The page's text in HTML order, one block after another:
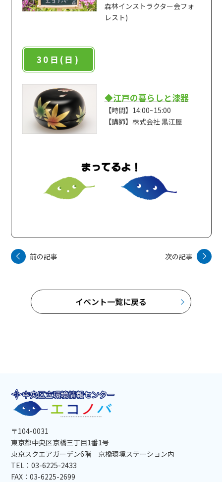
森林インストラクター会フォ
レスト)
30日(日)
◆江戸の暮らしと漆器
【時間】14:00~15:00
【講師】株式会社 黒江屋
前の記事 次の記事
イベント一覧に戻る
〒104-0031
東京都中央区京橋三丁目1番1号
東京スクエアガーデン6階 京橋環境ステーション内
TEL：03-6225-2433
FAX：03-6225-2699